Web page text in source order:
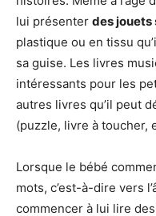
lui présenter des jouets
plastique ou en tissu
sa guise. Les livres
intéressants pour les
autres livres qu’il peut
(puzzle, livre à toucher,
Lorsque le bébé
mots, c’est-à-dire vers
commencer à lui lire